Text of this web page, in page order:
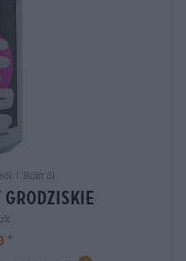
| Rökt öl
grodziskie